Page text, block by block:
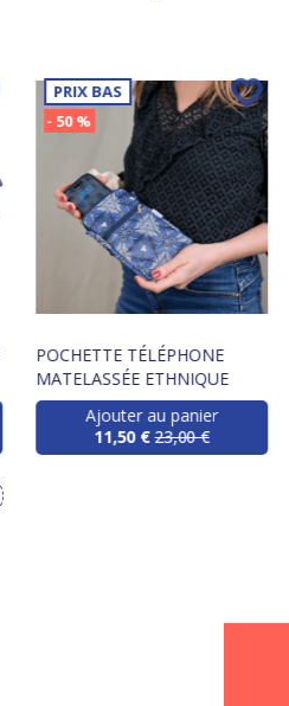
PRIX BAS
- 50 %
POCHETTE TÉLÉPHONE
MATELASSÉE ETHNIQUE
Ajouter au panier
11,50 € 23,00 €